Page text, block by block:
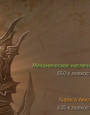
Кираса
635 к
Механическое
650 к